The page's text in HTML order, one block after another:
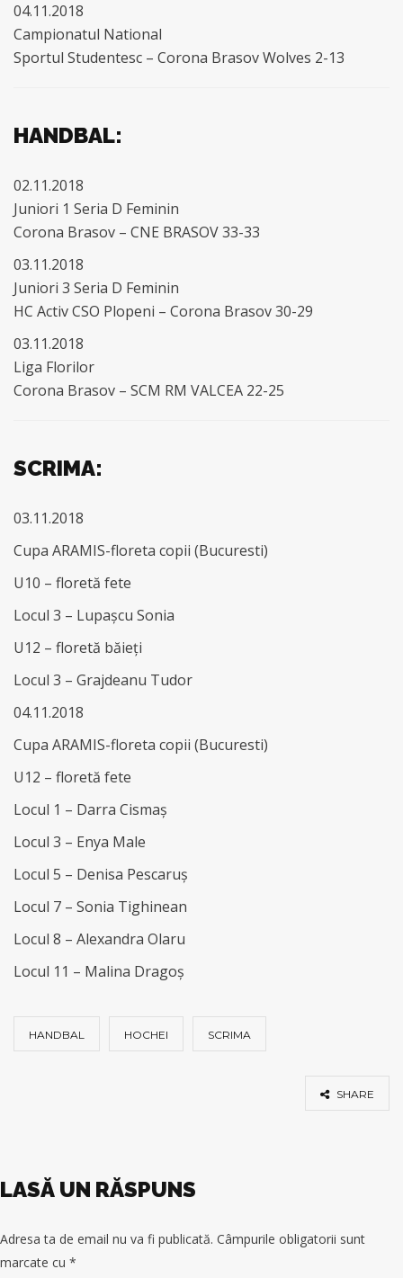
04.11.2018
Campionatul National
Sportul Studentesc – Corona Brasov Wolves 2-13
HANDBAL:
02.11.2018
Juniori 1 Seria D Feminin
Corona Brasov – CNE BRASOV 33-33
03.11.2018
Juniori 3 Seria D Feminin
HC Activ CSO Plopeni – Corona Brasov 30-29
03.11.2018
Liga Florilor
Corona Brasov – SCM RM VALCEA 22-25
SCRIMA:
03.11.2018
Cupa ARAMIS-floreta copii (Bucuresti)
U10 – floretă fete
Locul 3 – Lupașcu Sonia
U12 – floretă băieți
Locul 3 – Grajdeanu Tudor
04.11.2018
Cupa ARAMIS-floreta copii (Bucuresti)
U12 – floretă fete
Locul 1 – Darra Cismaș
Locul 3 – Enya Male
Locul 5 – Denisa Pescaruș
Locul 7 – Sonia Tighinean
Locul 8 – Alexandra Olaru
Locul 11 – Malina Dragoș
HANDBAL HOCHEI SCRIMA
SHARE
LASĂ UN RĂSPUNS
Adresa ta de email nu va fi publicată. Câmpurile obligatorii sunt
marcate cu *